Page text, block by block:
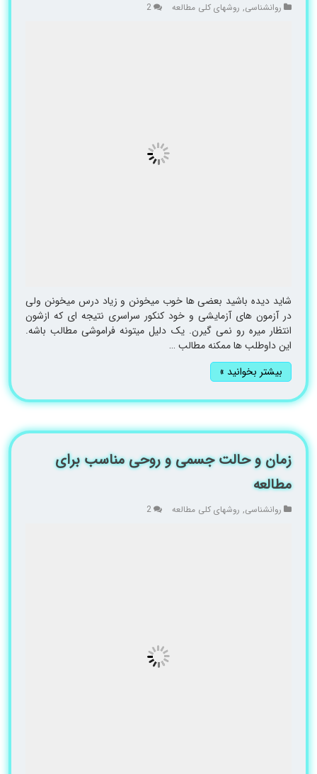
روانشناسی, روشهای کلی مطالعه 2
شاید دیده باشید بعضی ها خوب میخونن و زیاد درس میخونن ولی
در آزمون های آزمایشی و خود کنکور سراسری نتیجه ای که ازشون
انتظار میره رو نمی گیرن. یک دلیل میتونه فراموشی مطالب باشه.
این داوطلب ها ممکنه مطالب …
بیشتر بخوانید »
زمان و حالت جسمی و روحی مناسب برای
مطالعه
روانشناسی, روشهای کلی مطالعه 2